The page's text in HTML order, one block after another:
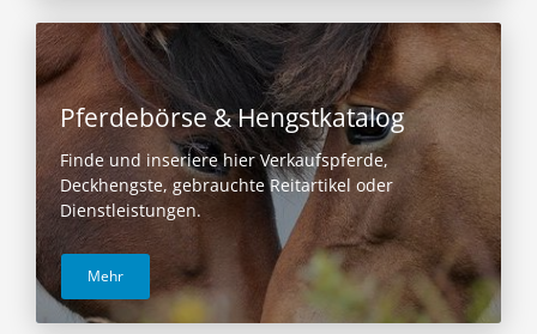
Pferdebörse & Hengstkatalog
Finde und inseriere hier Verkaufspferde,
Deckhengste, gebrauchte Reitartikel oder
Dienstleistungen.
Mehr